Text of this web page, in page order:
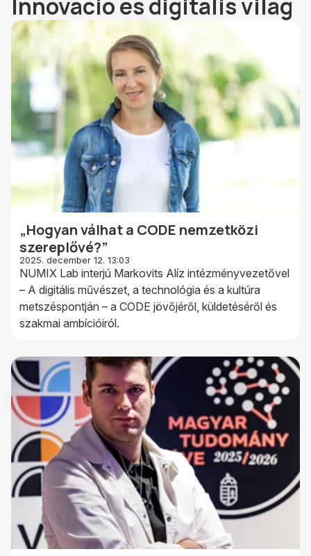
„Hogyan válhat a CODE nemzetközi
szereplővé?”
2025. december 12. 13:03
NUMIX Lab interjú Markovits Alíz intézményvezetővel
– A digitális művészet, a technológia és a kultúra
metszéspontján – a CODE jövőjéről, küldetéséről és
szakmai ambícióiról.